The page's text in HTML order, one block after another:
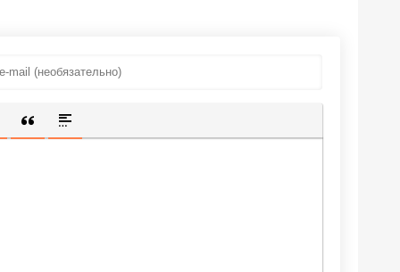
ССЫЛКУ
СМАЙЛИКСКРЫТОГО ТЕКСТА
ВСТАВКА ЦИТАТЫ
ВСТАВКА СПОЙЛЕРА